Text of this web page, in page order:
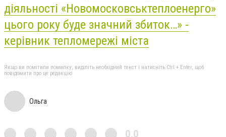
діяльності «Новомосковськтеплоенерго»
цього року буде значний збиток…» -
керівник тепломережі міста
Якщо ви помітили помилку, виділіть необхідний текст і натисніть Ctrl + Enter, щоб
повідомити про це редакцію
Ольга
0,0